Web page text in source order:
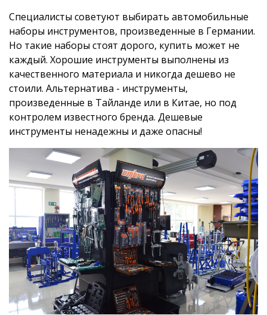
Специалисты советуют выбирать автомобильные
наборы инструментов, произведенные в Германии.
Но такие наборы стоят дорого, купить может не
каждый. Хорошие инструменты выполнены из
качественного материала и никогда дешево не
стоили. Альтернатива - инструменты,
произведенные в Тайланде или в Китае, но под
контролем известного бренда. Дешевые
инструменты ненадежны и даже опасны!